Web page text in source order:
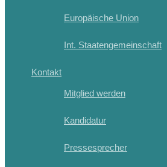
Europäische Union
Int. Staatengemeinschaft
Kontakt
Mitglied werden
Kandidatur
Pressesprecher